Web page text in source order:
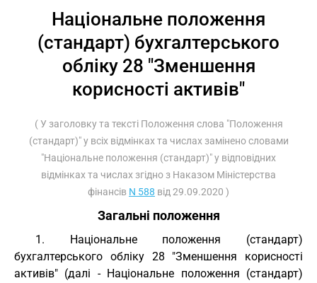
Національне положення
(стандарт) бухгалтерського
обліку 28 "Зменшення
корисності активів"
( У заголовку та тексті Положення слова "Положення
(стандарт)" у всіх відмінках та числах замінено словами
"Національне положення (стандарт)" у відповідних
відмінках та числах згідно з Наказом Міністерства
фінансів N 588 від 29.09.2020 )
Загальні положення
1. Національне положення (стандарт)
бухгалтерського обліку 28 "Зменшення корисності
активів" (далі - Національне положення (стандарт)